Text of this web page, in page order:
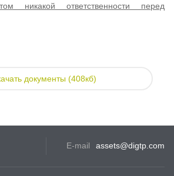
никакой ответственности перед
документы (408кб)
E-mail assets@digtp.com